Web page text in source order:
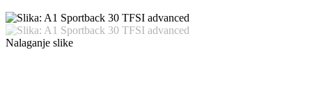
Nalaganje slike